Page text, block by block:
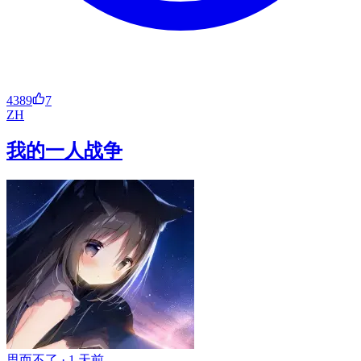
4389
7
ZH
我的一人战争